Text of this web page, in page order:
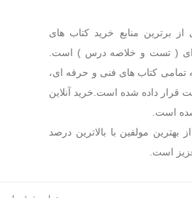
از برترین منابع خرید کتاب های
ای ( تست و خلاصه درس ) است.
کتاب های فنی و حرفه ای،
قرار داده شده است.خرید آنلاین
شده است.
بهترین مولفین با بالاترین درصد
است.